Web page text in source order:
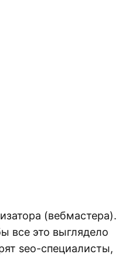
(вебмастера).
все это выглядело
seo-специалисты,